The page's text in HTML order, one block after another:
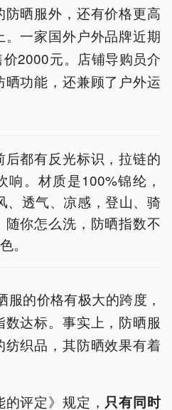
晒服外，还有价格更高
一家国外户外品牌近期
价2000元。店铺导购员介
功能，还兼顾了户外运
后都有反光标识，拉链的
。材质是100%锦纶，
、透气、凉感，登山、骑
你怎么洗，防晒指数不
。
的价格有极大的跨度，
达标。事实上，防晒服
织品，其防晒效果有着
的评定》规定， 只有同时